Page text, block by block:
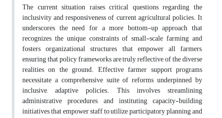
The current situation raises critical questions regarding the
inclusivity and responsiveness of current agricultural policies. It
underscores the need for a more bottom-up approach that
recognizes the unique constraints of small-scale farming and
fosters organizational structures that empower all farmers,
ensuring that policy frameworks are truly reflective of the diverse
realities on the ground. Effective farmer support programs
necessitate a comprehensive suite of reforms underpinned by
inclusive, adaptive policies. This involves streamlining
administrative procedures and instituting capacity-building
initiatives that empower staff to utilize participatory planning and